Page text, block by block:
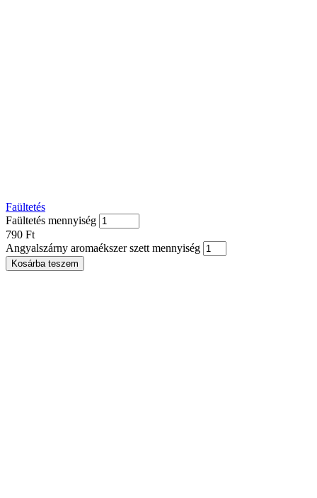
Faültetés
Faültetés mennyiség
790 Ft
Angyalszárny aromaékszer szett mennyiség
Kosárba teszem